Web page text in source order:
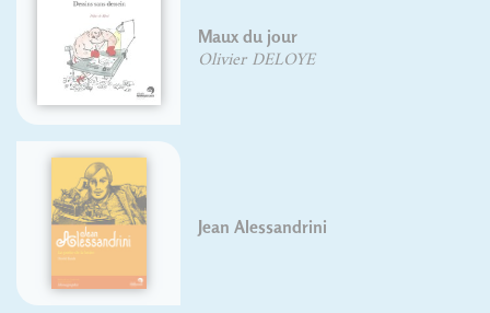
Maux du jour
Olivier DELOYE
Jean Alessandrini